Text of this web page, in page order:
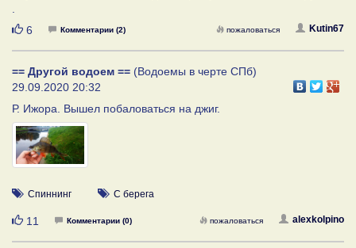
Нравится
6 Комментарии (2) Kutin67
пожаловаться
== Другой водоем == (Водоемы в черте СПб)
29.09.2020 20:32
Р. Ижора. Вышел побаловаться на джиг.
Спиннинг С берега
Нравится
11 Комментарии (0) alexkolpino
пожаловаться